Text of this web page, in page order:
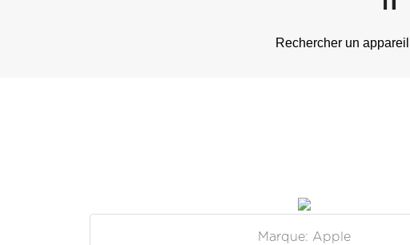
Rechercher un
Marque: Apple